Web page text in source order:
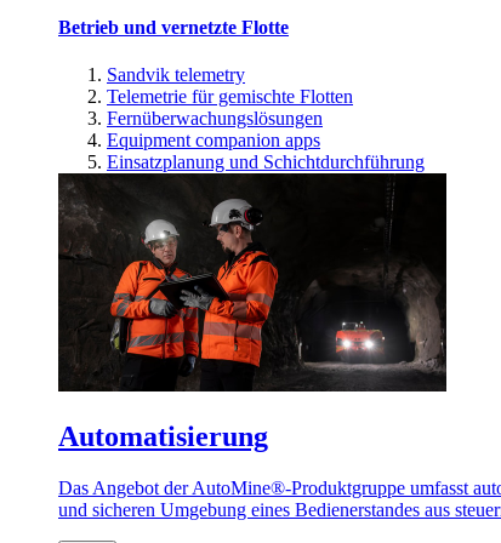
Betrieb und vernetzte Flotte
Sandvik telemetry
Telemetrie für gemischte Flotten
Fernüberwachungslösungen
Equipment companion apps
Einsatzplanung und Schichtdurchführung
Automatisierung
Das Angebot der AutoMine®-Produktgruppe umfasst
und sicheren Umgebung eines Bedienerstandes aus